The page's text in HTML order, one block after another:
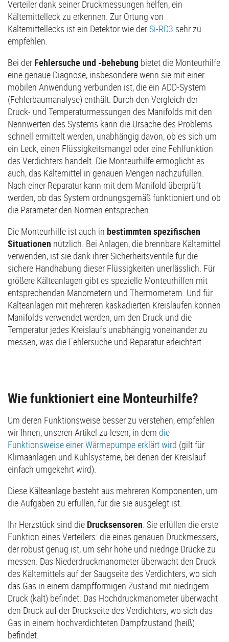
Verteiler dank seiner Druckmessungen helfen, ein
Kältemittelleck zu erkennen. Zur Ortung von
Kältemittellecks ist ein Detektor wie derSi-RD3 sehr zu
empfehlen.
Bei der Fehlersuche und -behebung bietet die Monteurhilfe
eine genaue Diagnose, insbesondere wenn sie mit einer
mobilen Anwendung verbunden ist, die ein ADD-System
(Fehlerbaumanalyse) enthält. Durch den Vergleich der
Druck- und Temperaturmessungen des Manifolds mit den
Nennwerten des Systems kann die Ursache des Problems
schnell ermittelt werden, unabhängig davon, ob es sich um
ein Leck, einen Flüssigkeitsmangel oder eine Fehlfunktion
des Verdichters handelt. Die Monteurhilfe ermöglicht es
auch, das Kältemittel in genauen Mengen nachzufüllen.
Nach einer Reparatur kann mit dem Manifold überprüft
werden, ob das System ordnungsgemäß funktioniert und ob
die Parameter den Normen entsprechen.
Die Monteurhilfe ist auch in bestimmten spezifischen
Situationen nützlich. Bei Anlagen, die brennbare Kältemittel
verwenden, ist sie dank ihrer Sicherheitsventile für die
sichere Handhabung dieser Flüssigkeiten unerlässlich. Für
größere Kälteanlagen gibt es spezielle Monteurhilfen mit
entsprechenden Manometern und Thermometern. Und für
Kälteanlagen mit mehreren kaskadierten Kreisläufen können
Manifolds verwendet werden, um den Druck und die
Temperatur jedes Kreislaufs unabhängig voneinander zu
messen, was die Fehlersuche und Reparatur erleichtert.
Wie funktioniert eine Monteurhilfe?
Um deren Funktionsweise besser zu verstehen, empfehlen
wir Ihnen, unseren Artikel zu lesen, in dem die
Funktionsweise einer Wärmepumpe erklärt wird (gilt für
Klimaanlagen und Kühlsysteme, bei denen der Kreislauf
einfach umgekehrt wird).
Diese Kälteanlage besteht aus mehreren Komponenten, um
die Aufgaben zu erfüllen, für die sie ausgelegt ist:
Ihr Herzstück sind die Drucksensoren. Sie erfüllen die erste
Funktion eines Verteilers: die eines genauen Druckmessers,
der robust genug ist, um sehr hohe und niedrige Drücke zu
messen. Das Niederdruckmanometer überwacht den Druck
des Kältemittels auf der Saugseite des Verdichters, wo sich
das Gas in einem dampfförmigen Zustand mit niedrigem
Druck (kalt) befindet. Das Hochdruckmanometer überwacht
den Druck auf der Druckseite des Verdichters, wo sich das
Gas in einem hochverdichteten Dampfzustand (heiß)
befindet.